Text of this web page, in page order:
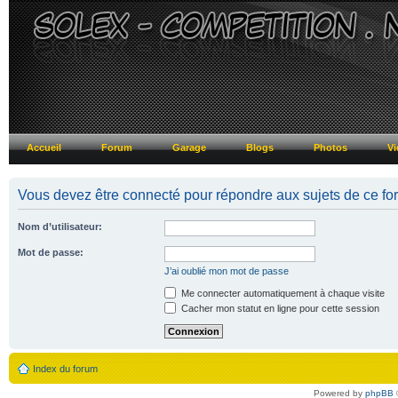
Accueil Forum Garage Blogs Photos
Vous devez être connecté pour répondre aux sujets de ce
Nom d’utilisateur:
Mot de passe:
J’ai oublié mon mot de passe
Me connecter automatiquement à chaque visite
Cacher mon statut en ligne pour cette session
Index du forum
Powered by phpBB